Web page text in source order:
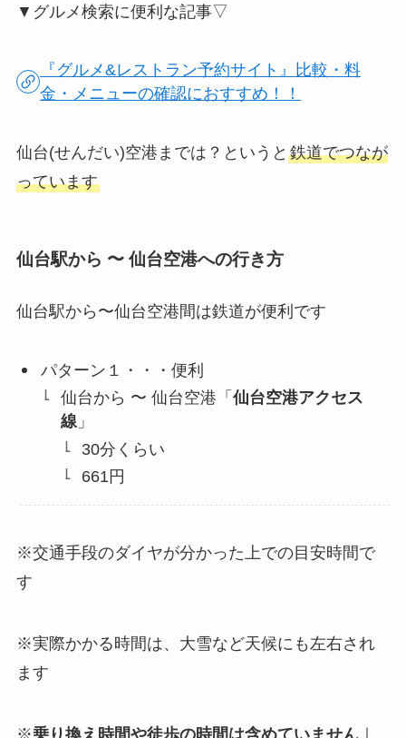
▼グルメ検索に便利な記事▽
『グルメ&レストラン予約サイト』比較・料
金・メニューの確認におすすめ！！
仙台(せんだい)空港までは？というと 鉄道でつなが
っています
仙台駅から 〜 仙台空港への行き方
仙台駅から〜仙台空港間は鉄道が便利です
パターン１・・・便利
仙台から 〜 仙台空港「仙台空港アクセス
線 」
30分くらい
661円
※交通手段のダイヤが分かった上での目安時間で
す
※実際かかる時間は、大雪など天候にも左右され
ます
※乗り換え時間や徒歩の時間は含めていません｜